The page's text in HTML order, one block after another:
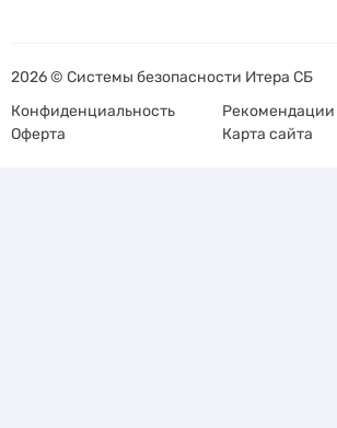
2026 © Системы безопасности Итера СБ
Конфиденциальность
Рекомендации
Оферта
Карта сайта